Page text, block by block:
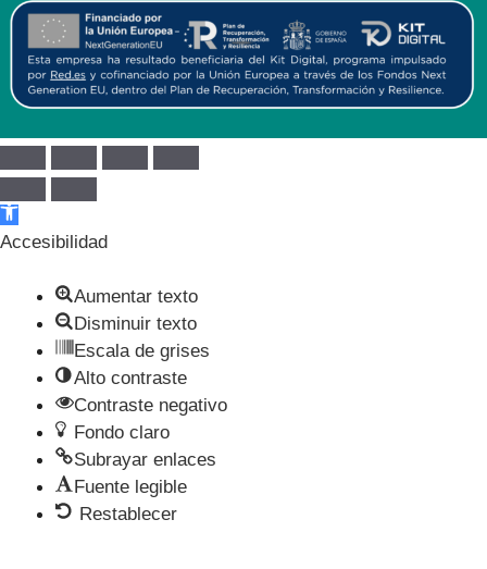
Abrir barra de herramientas
Accesibilidad
Aumentar texto
Disminuir texto
Escala de grises
Alto contraste
Contraste negativo
Fondo claro
Subrayar enlaces
Fuente legible
Restablecer